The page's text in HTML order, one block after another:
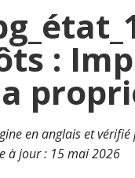
:
en anglais et
à jour : 15 mai 2026